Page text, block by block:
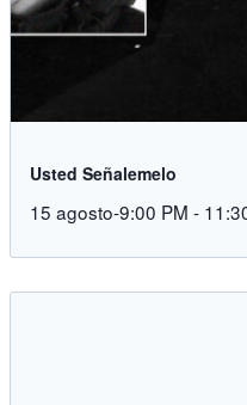
Usted Señalemelo
15 agosto-9:00 PM -